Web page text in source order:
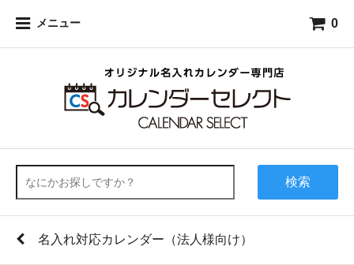
メニュー 0
検索
名入れ対応カレンダー（法人様向け）